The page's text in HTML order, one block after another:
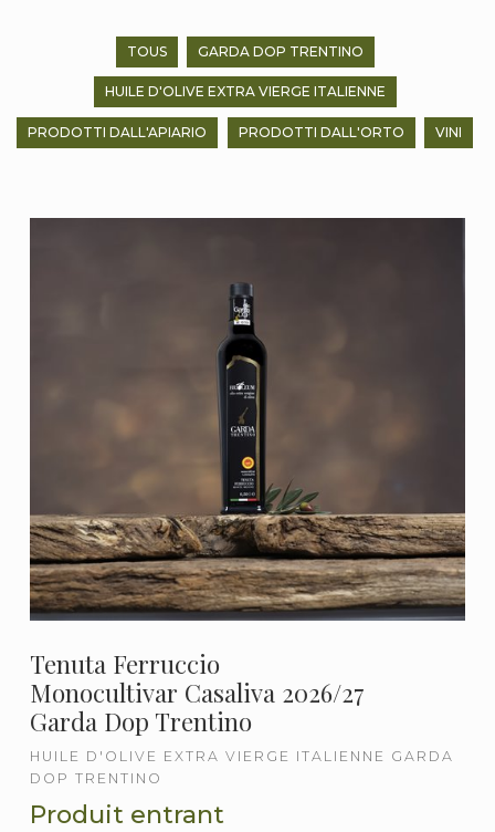
TOUS GARDA DOP TRENTINO
HUILE D'OLIVE EXTRA VIERGE ITALIENNE
PRODOTTI DALL'APIARIO PRODOTTI DALL'ORTO VINI
Tenuta Ferruccio
Monocultivar Casaliva 2026/27
Garda Dop Trentino
HUILE D'OLIVE EXTRA VIERGE ITALIENNE GARDA
DOP TRENTINO
Produit entrant